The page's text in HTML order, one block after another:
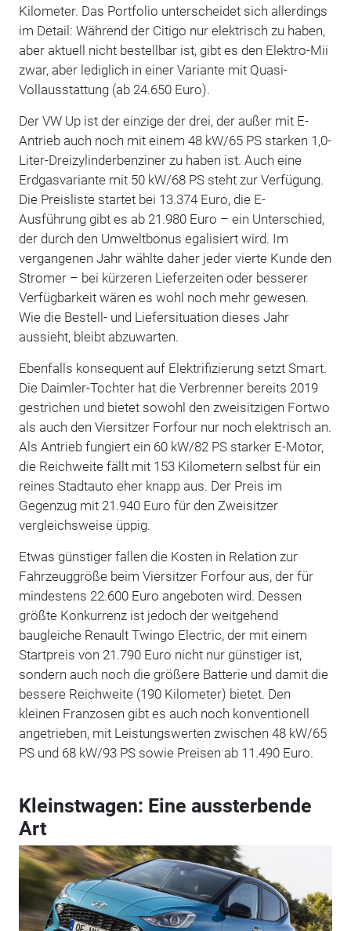
Kilometer. Das Portfolio unterscheidet sich allerdings
im Detail: Während der Citigo nur elektrisch zu haben,
aber aktuell nicht bestellbar ist, gibt es den Elektro-Mii
zwar, aber lediglich in einer Variante mit Quasi-
Vollausstattung (ab 24.650 Euro).
Der VW Up ist der einzige der drei, der außer mit E-
Antrieb auch noch mit einem 48 kW/65 PS starken 1,0-
Liter-Dreizylinderbenziner zu haben ist. Auch eine
Erdgasvariante mit 50 kW/68 PS steht zur Verfügung.
Die Preisliste startet bei 13.374 Euro, die E-
Ausführung gibt es ab 21.980 Euro – ein Unterschied,
der durch den Umweltbonus egalisiert wird. Im
vergangenen Jahr wählte daher jeder vierte Kunde den
Stromer – bei kürzeren Lieferzeiten oder besserer
Verfügbarkeit wären es wohl noch mehr gewesen.
Wie die Bestell- und Liefersituation dieses Jahr
aussieht, bleibt abzuwarten.
Ebenfalls konsequent auf Elektrifizierung setzt Smart.
Die Daimler-Tochter hat die Verbrenner bereits 2019
gestrichen und bietet sowohl den zweisitzigen Fortwo
als auch den Viersitzer Forfour nur noch elektrisch an.
Als Antrieb fungiert ein 60 kW/82 PS starker E-Motor,
die Reichweite fällt mit 153 Kilometern selbst für ein
reines Stadtauto eher knapp aus. Der Preis im
Gegenzug mit 21.940 Euro für den Zweisitzer
vergleichsweise üppig.
Etwas günstiger fallen die Kosten in Relation zur
Fahrzeuggröße beim Viersitzer Forfour aus, der für
mindestens 22.600 Euro angeboten wird. Dessen
größte Konkurrenz ist jedoch der weitgehend
baugleiche Renault Twingo Electric, der mit einem
Startpreis von 21.790 Euro nicht nur günstiger ist,
sondern auch noch die größere Batterie und damit die
bessere Reichweite (190 Kilometer) bietet. Den
kleinen Franzosen gibt es auch noch konventionell
angetrieben, mit Leistungswerten zwischen 48 kW/65
PS und 68 kW/93 PS sowie Preisen ab 11.490 Euro.
Kleinstwagen: Eine aussterbende
Art